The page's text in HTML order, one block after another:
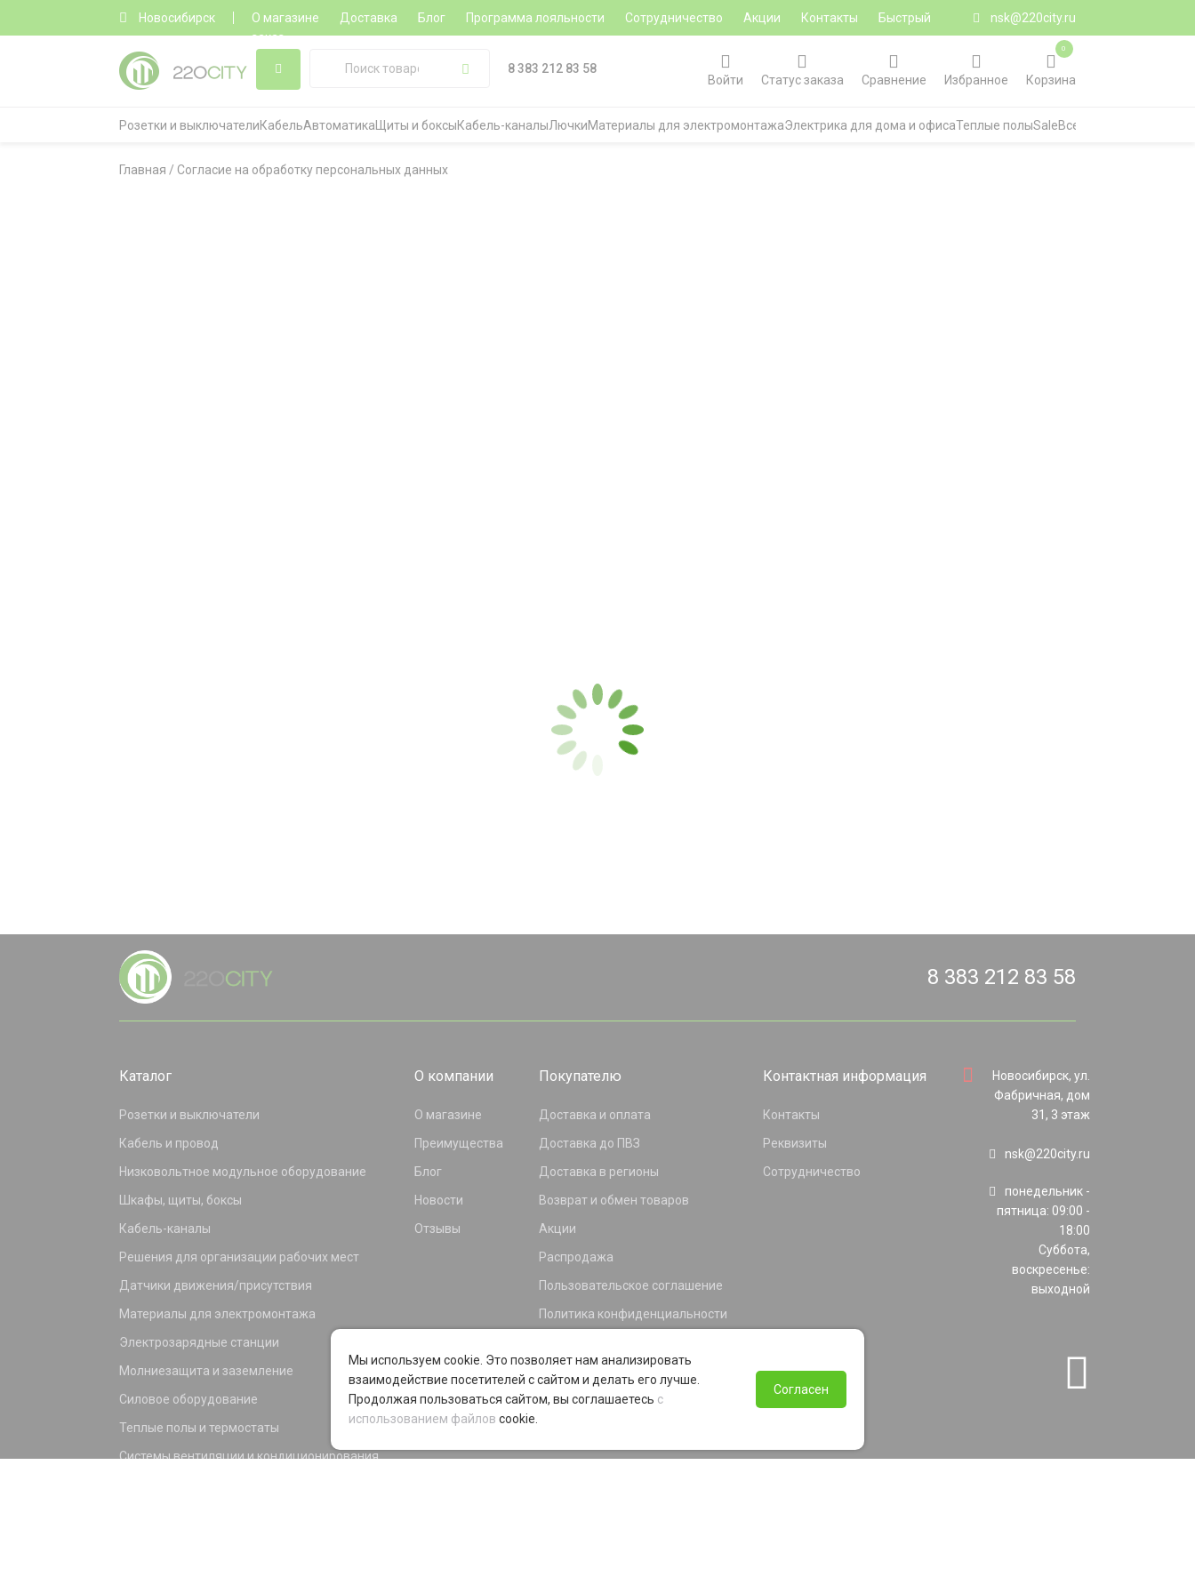
Новосибирск О магазине Доставка Блог Программа лояльности Сотрудничество Акции Контакты
Быстрый
заказ
nsk@220city.ru
8 383 212 83 58
Войти
Статус заказа Сравнение Избранное Корзина
0
Розетки и выключателиКабельАвтоматика Щиты и боксыКабель-каналыЛючкиМатериалы для электромонтажаЭлектрика для дома и офисаТеплые полыSaleВсе категории
Главная / Согласие на обработку персональных данных
8 383 212 83 58
Каталог
Розетки и выключатели
Кабель и провод
Низковольтное модульное оборудование
Шкафы, щиты, боксы
Кабель-каналы
Решения для организации рабочих мест
Датчики движения/присутствия
Материалы для электромонтажа
Электрозарядные станции
Молниезащита и заземление
Силовое оборудование
Теплые полы и термостаты
Системы вентиляции и кондиционирования
О компании
О магазине
Преимущества
Блог
Новости
Отзывы
Покупателю
Доставка и оплата
Доставка до ПВЗ
Доставка в регионы
Возврат и обмен товаров
Акции
Распродажа
Пользовательское соглашение
Политика конфиденциальности
Программа лояльности
Контактная информация
Контакты
Реквизиты
Сотрудничество
Новосибирск, ул.
Фабричная, дом
31, 3 этаж
nsk@220city.ru
понедельник -
пятница: 09:00 -
18:00
Суббота,
воскресенье:
выходной
Мы используем cookie. Это позволяет нам анализировать
взаимодействие посетителей с сайтом и делать его лучше.
Продолжая пользоваться сайтом, вы соглашаетесь с
использованием файлов cookie.
Согласен